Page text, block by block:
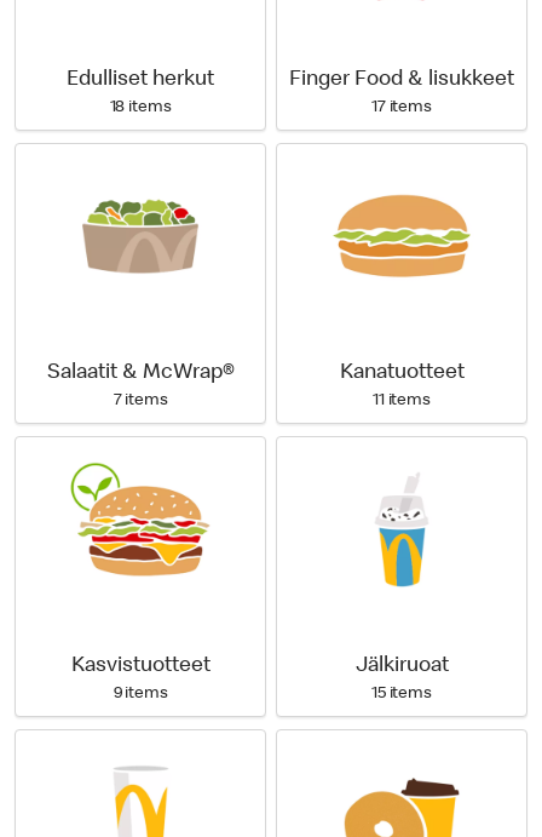
Edulliset herkut
18 items
Finger Food & lisukkeet
17 items
Salaatit & McWrap®
7 items
Kanatuotteet
11 items
Kasvistuotteet
9 items
Jälkiruoat
15 items